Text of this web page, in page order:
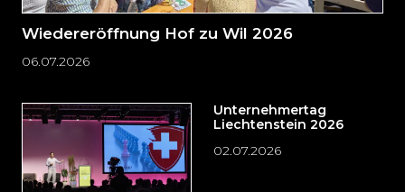
Wiedereröffnung Hof zu Wil 2026
06.07.2026
Unternehmertag
Liechtenstein 2026
02.07.2026